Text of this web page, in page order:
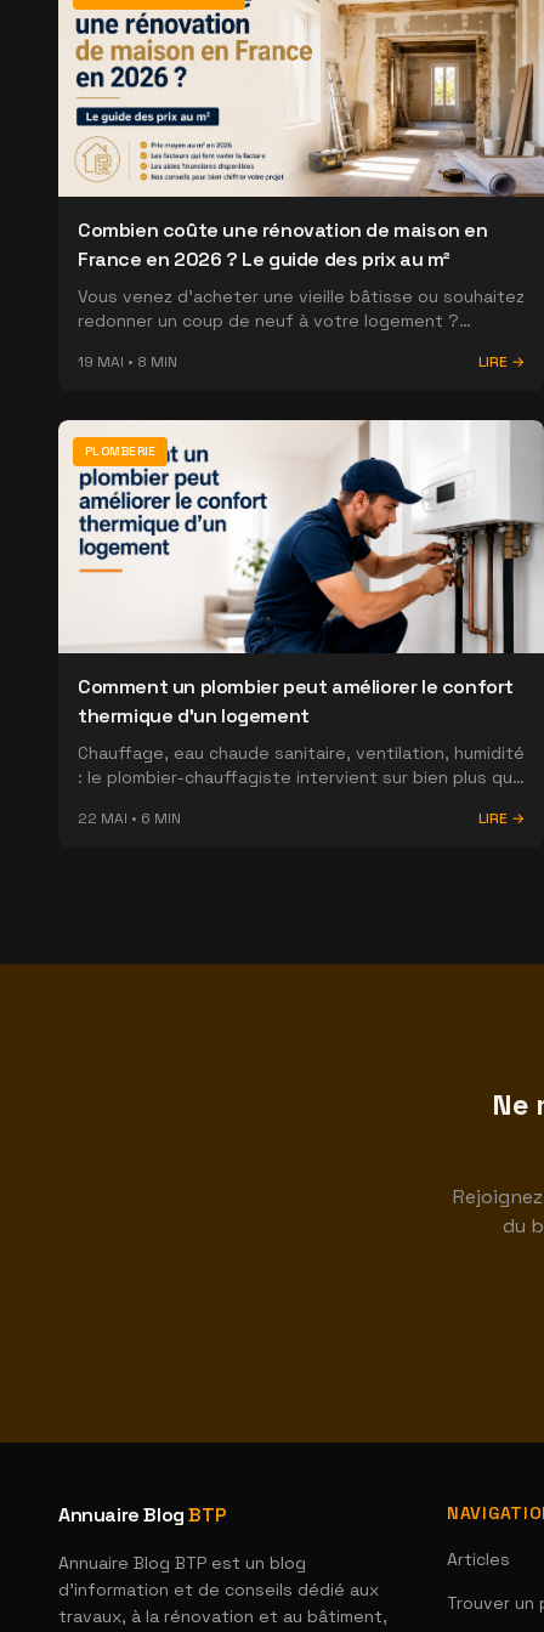
Combien coûte une rénovation de maison en
France en 2026 ? Le guide des prix au m²
Vous venez d'acheter une vieille bâtisse ou souhaitez
redonner un coup de neuf à votre logement ?
artisans en 2026, poste par poste.
19 MAI • 8 MIN LIRE →
PLOMBERIE
Comment un plombier peut améliorer le confort
thermique d'un logement
Chauffage, eau chaude sanitaire, ventilation, humidité
: le plombier-chauffagiste intervient sur bien plus que
améliore le confort thermique de votre logement.
22 MAI • 6 MIN LIRE →
Ne
du
Annuaire BlogBTP
Annuaire Blog BTP est un blog
d'information et de conseils dédié aux
travaux, à la rénovation et au bâtiment,
Articles
Trouver un